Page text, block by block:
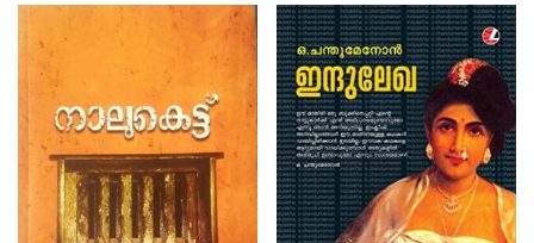
4.60
out of 5